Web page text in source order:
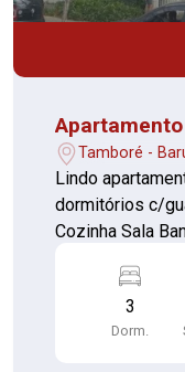
Tamboré -
Lindo
dormitórios c/
Cozinha Sala
3
Dorm.